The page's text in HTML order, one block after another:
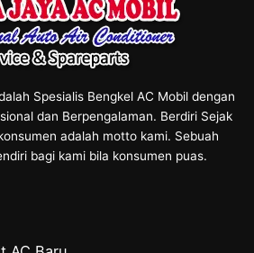
Spesialis Bengkel AC Mobil dengan
dan Berpengalaman. Berdiri Sejak
adalah motto kami. Sebuah
bagi kami bila konsumen puas.